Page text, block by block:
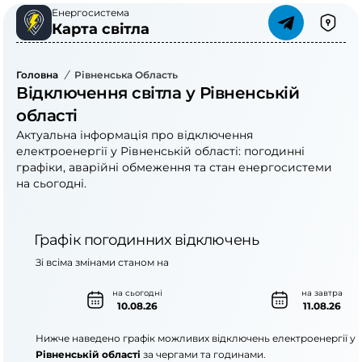
Енергосистема
Карта світла
Головна / Рівненська Область
Відключення світла у Рівненській
області
Актуальна інформація про відключення
електроенергії у Рівненській області: погодинні
графіки, аварійні обмеження та стан енергосистеми
на сьогодні.
Графік погодинних відключень
на сьогодні
10.08.26
на завтра
11.08.26
Зі всіма змінами станом на
Нижче наведено графік можливих відключень електроенергії у
Рівненській області за чергами та годинами.